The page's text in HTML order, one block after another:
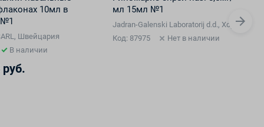
10мл в
№1
Швейцария
В наличии
мл 15мл №1
Jadran-Galenski Laboratorij d.d., Хорватия
Код: 87975
Нет в наличии